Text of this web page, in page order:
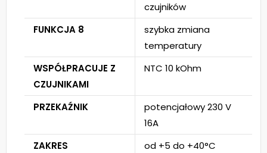
czujników
FUNKCJA 8
szybka zmiana
temperatury
WSPÓŁPRACUJE Z
CZUJNIKAMI
NTC 10 kOhm
PRZEKAŹNIK
potencjałowy 230 V
16A
ZAKRES
od +5 do +40°C